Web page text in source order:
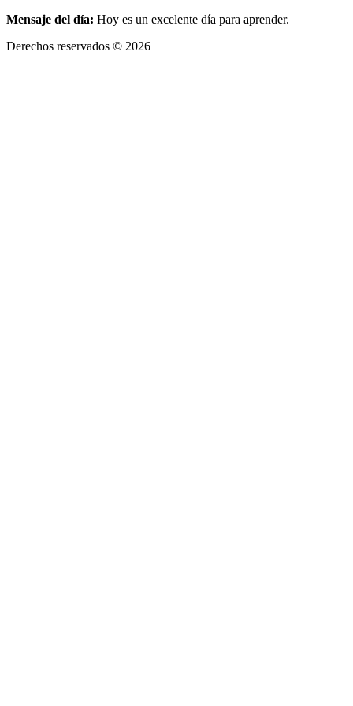
Mensaje del día: Hoy es un excelente día para aprender.
Derechos reservados © 2026